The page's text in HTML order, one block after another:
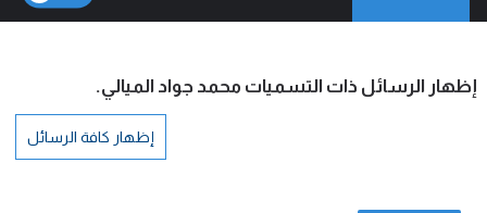
‏إظهار الرسائل ذات التسميات محمد جواد الميالي.
إظهار كافة الرسائل